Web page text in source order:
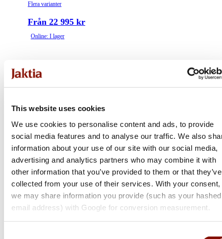
This website uses cookies
We use cookies to personalise content and ads, to provide
social media features and to analyse our traffic. We also
information about your use of our site with our social media,
advertising and analytics partners who may combine it with
other information that you’ve provided to them or that they’ve
collected from your use of their services. With your consent,
we may share information you provide (such as your hashed
email address) with Google for conversion measurement.
Flera varianter
Från 22 995 kr
Online: I lager